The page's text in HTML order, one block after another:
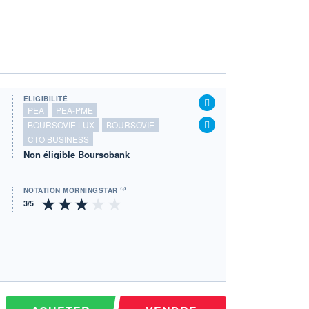
ÉLIGIBILITÉ
PEA
PEA-PME
BOURSOVIE LUX
BOURSOVIE
CTO BUSINESS
Non éligible Boursobank
NOTATION MORNINGSTAR ⁽¹⁾